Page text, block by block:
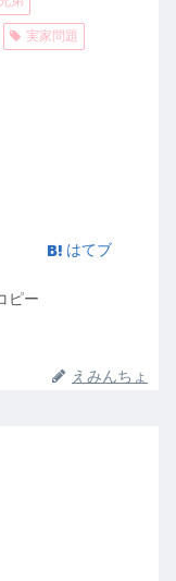
実家問題
はてブ
ピー
えみんちょ